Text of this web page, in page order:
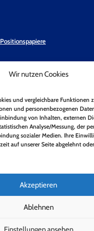
Wir nutzen Cookies
und vergleichbare Funktionen
und personenbezogenen
von Inhalten, externen
Analyse/Messung, der
sozialer Medien. Ihre
auf unserer Seite abgelehnt
Akzeptieren
Ablehnen